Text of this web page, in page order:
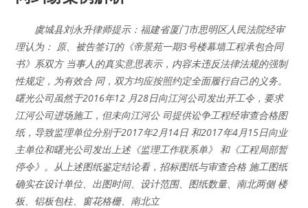
虞城县刘永升律师提示：福建省厦门市思明区人民法院经审
理认为： 原、被告签订的《帝景苑一期3号楼幕墙工程承包合同
书》系双方 当事人的真实意思表示，内容未违反法律法规的强制
性规定，为有效合 同，双方均应按照约定全面履行自己的义务。
曙光公司虽然于2016年12 月28日向江河公司发出开工令，要求
江河公司进场施工，但未向江河公 司提供讼争工程经审查合格图
纸，导致监理单位分别于2017年2月14日 和2017年4月15日向业
主单位和曙光公司发出上述《监理工作联系单》 和《工程局部暂
停令》。从上述图纸鉴定结论看，招标图纸与审查合格 施工图纸
确实在设计单位、出图时间、设计范围、图纸数量、南北两侧 楼
板、铝板包柱、窗花格栅、南北立